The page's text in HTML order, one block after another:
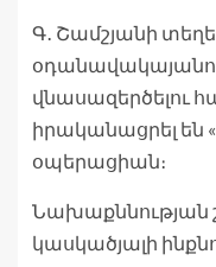
Գ․ Շամշյանի
վնասազերծելու
իրականացրել են
օպերացիան։
Նախաքննության
կասկածյալի